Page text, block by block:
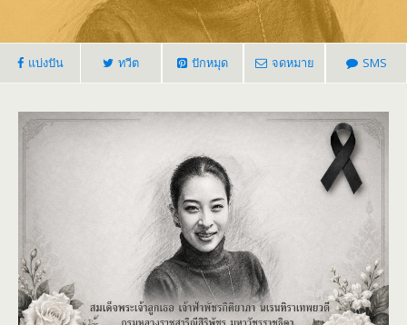
แบ่งปัน ทวีต ปักหมุด จดหมาย SMS